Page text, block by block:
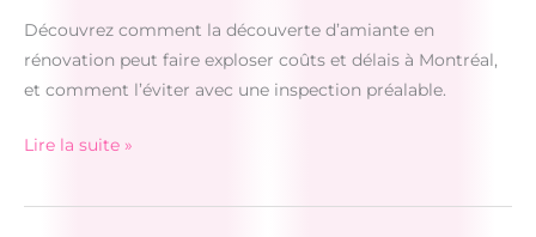
Découvrez comment la découverte d’amiante en
rénovation peut faire exploser coûts et délais à Montréal,
et comment l’éviter avec une inspection préalable.
Amiante
Montréal
Lire la suite »